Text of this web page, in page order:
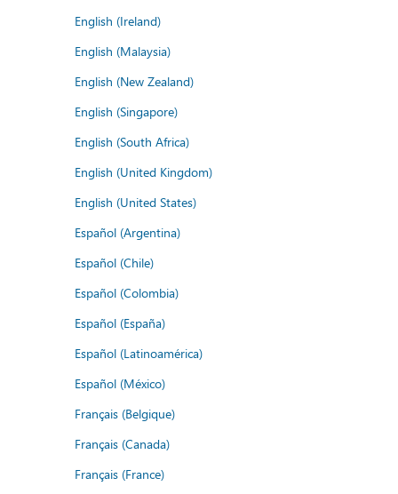
English (Ireland)
English (Malaysia)
English (New Zealand)
English (Singapore)
English (South Africa)
English (United Kingdom)
English (United States)
Español (Argentina)
Español (Chile)
Español (Colombia)
Español (España)
Español (Latinoamérica)
Español (México)
Français (Belgique)
Français (Canada)
Français (France)